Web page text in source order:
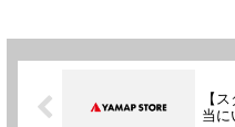
【
当に